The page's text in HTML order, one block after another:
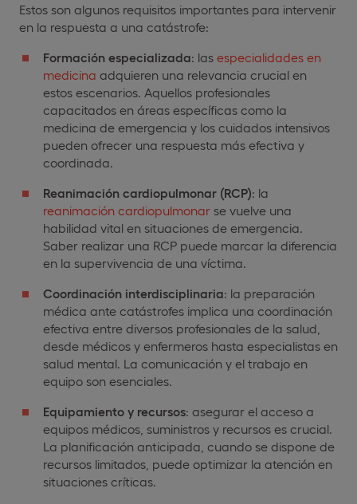
Estos son algunos requisitos importantes para intervenir
en la respuesta a una catástrofe:
Formación especializada: las especialidades en
medicina adquieren una relevancia crucial en
estos escenarios. Aquellos profesionales
capacitados en áreas específicas como la
medicina de emergencia y los cuidados intensivos
pueden ofrecer una respuesta más efectiva y
coordinada.
Reanimación cardiopulmonar (RCP): la
reanimación cardiopulmonar se vuelve una
habilidad vital en situaciones de emergencia.
Saber realizar una RCP puede marcar la diferencia
en la supervivencia de una víctima.
Coordinación interdisciplinaria: la preparación
médica ante catástrofes implica una coordinación
efectiva entre diversos profesionales de la salud,
desde médicos y enfermeros hasta especialistas en
salud mental. La comunicación y el trabajo en
equipo son esenciales.
Equipamiento y recursos: asegurar el acceso a
equipos médicos, suministros y recursos es crucial.
La planificación anticipada, cuando se dispone de
recursos limitados, puede optimizar la atención en
situaciones críticas.